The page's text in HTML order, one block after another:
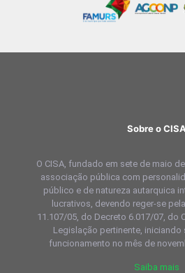
Sobre o CISA
O CISA, fundado em sete de maio
associação pública com
público e de natureza autarquica
lucrativos, devendo reger-se
11.107/05, do Decreto 6.017/07, do
Legislação pertinente, iniciando
funcionamento no mês de
Saiba mais